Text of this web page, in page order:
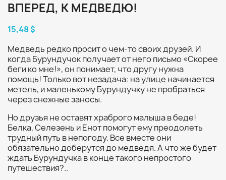
ВПЕРЕД, К МЕДВЕДЮ!
15,48 $
Медведь редко просит о чем-то своих друзей. И
когда Бурундучок получает от него письмо «Скорее
беги ко мне!», он понимает, что другу нужна
помощь! Только вот незадача: на улице начинается
метель, и маленькому Бурундучку не пробраться
через снежные заносы.
Но друзья не оставят храброго малыша в беде!
Белка, Селезень и Енот помогут ему преодолеть
трудный путь в непогоду. Все вместе они
обязательно доберутся до медведя. А что же будет
ждать Бурундучка в конце такого непростого
путешествия?..